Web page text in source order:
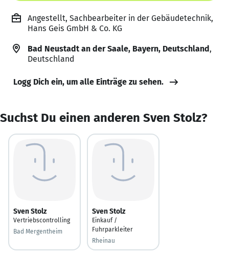
Angestellt, Sachbearbeiter in der Gebäudetechnik,
Hans Geis GmbH & Co. KG
Bad Neustadt an der Saale, Bayern, Deutschland,
Deutschland
Logg Dich ein, um alle Einträge zu sehen.
Suchst Du einen anderen Sven Stolz?
Sven Stolz
Vertriebscontrolling
Bad Mergentheim
Sven Stolz
Einkauf /
Fuhrparkleiter
Rheinau